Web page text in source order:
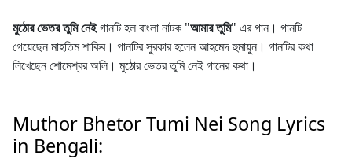
মুঠোর ভেতর তুমি নেইগানটি হল বাংলা নাটক "আমার তুমি" এর গান। গানটি
গেয়েছেন মাহতিম শাকিব। গানটির সুরকার হলেন আহমেদ হুমায়ুন। গানটির কথা
লিখেছেন শোমেশ্বর অলি। মুঠোর ভেতর তুমি নেই গানের কথা।
Muthor Bhetor Tumi Nei Song Lyrics
in Bengali: